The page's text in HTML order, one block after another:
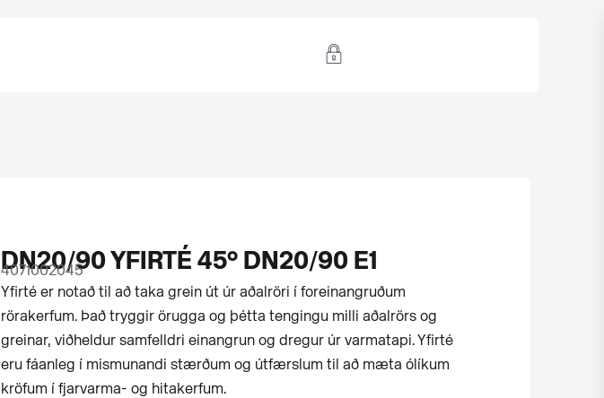
DN20/90 YFIRTÉ 45° DN20/90 E1
4071002045
Yfirté er notað til að taka grein út úr aðalröri í for­einangruðum
rörakerfum. Það tryggir örugga og þétta tengingu milli aðalrörs og
greinar, viðheldur samfelldri einangrun og dregur úr varmatapi. Yfirté
eru fáanleg í mismunandi stærðum og útfærslum til að mæta ólíkum
kröfum í fjarvarma- og hitakerfum.